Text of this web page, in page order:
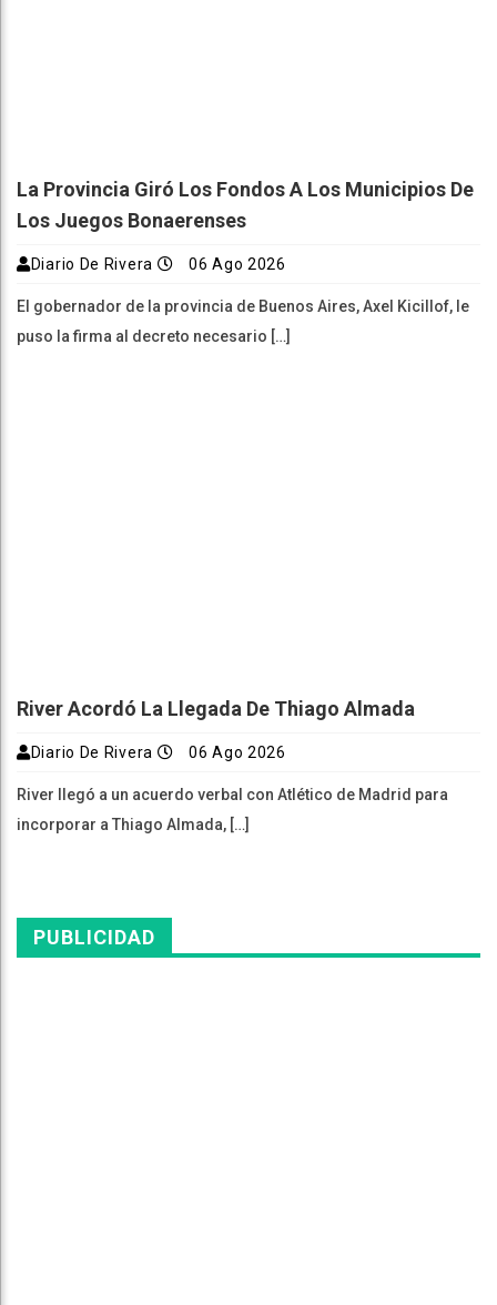
La Provincia Giró Los Fondos A Los Municipios De
Los Juegos Bonaerenses
Diario De Rivera 06 Ago 2026
El gobernador de la provincia de Buenos Aires, Axel Kicillof, le
puso la firma al decreto necesario […]
River Acordó La Llegada De Thiago Almada
Diario De Rivera 06 Ago 2026
River llegó a un acuerdo verbal con Atlético de Madrid para
incorporar a Thiago Almada, […]
PUBLICIDAD